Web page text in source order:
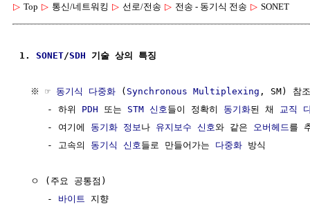
▷ Top ▷ 통신/네트워킹 ▷ 선로/전송 ▷ 전송 - 동기식 전송 ▷ SONET
1. SONET/SDH 기술 상의 특징
  ※ ☞
동기식 다중화 ( Synchronous Multiplexing , SM) 참조
     - 하위
PDH 또는 STM 신호들이 정확히 동기화된 채
교직
     - 여기에
동기화 정보 나 유지보수 신호와 같은 오버헤드 를
     - 고속의
동기식 신호들로 만들어가는 다중화 방식
  ㅇ (주요 공통점)
     -
바이트
지향